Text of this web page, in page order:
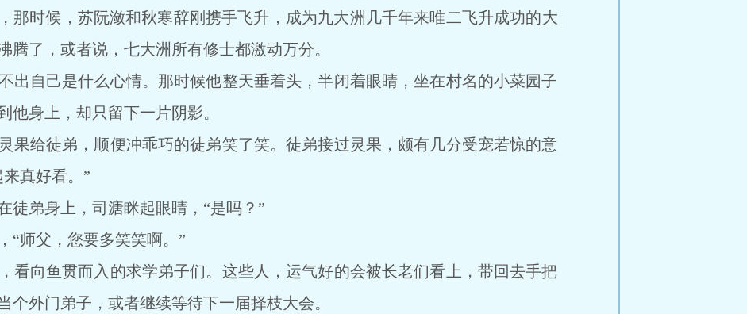
那时候，苏阮潋和秋寒辞刚携手飞升，成为九大洲几千年来唯二飞升成功的大
腾了，或者说，七大洲所有修士都激动万分。
自己是什么心情。那时候他整天垂着头，半闭着眼睛，坐在村名的小菜园子
他身上，却只留下一片阴影。
给徒弟，顺便冲乖巧的徒弟笑了笑。徒弟接过灵果，颇有几分受宠若惊的意
真好看。”
弟身上，司溏眯起眼睛，“是吗？”
师父，您要多笑笑啊。”
向鱼贯而入的求学弟子们。这些人，运气好的会被长老们看上，带回去手把
个外门弟子，或者继续等待下一届择枝大会。